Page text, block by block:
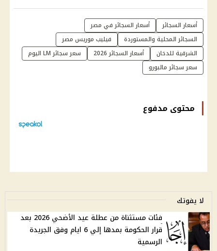
أسعار السجائر
أسعار السجائر في مصر
السجائر المحلية والمستوردة
فيليب موريس مصر
الشرقية للدخان
أسعار السجائر 2026
سعر سجائر LM اليوم
سعر سجائر مالبورو
محتوى مدفوع
لا يفوتك
فئات مستثناة من عطلة عيد الأضحي 2026 بعد
قرار الحكومة بمدها إلي 6 ايام وفق الجريدة
الرسمية